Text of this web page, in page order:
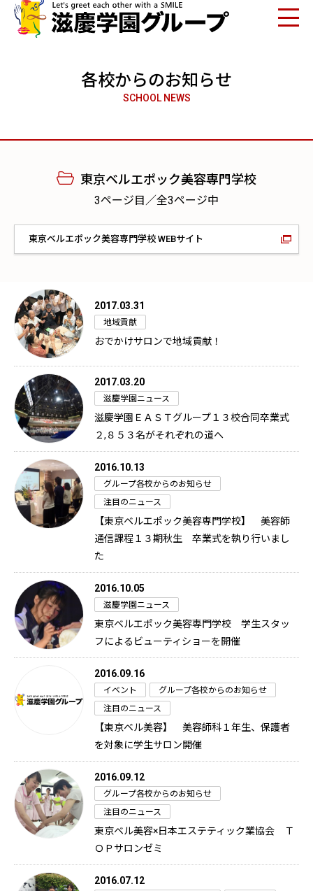
各校からのお知らせ
SCHOOL NEWS
東京ベルエポック美容専門学校
3ページ目／全3ページ中
東京ベルエポック美容専門学校 WEBサイト
2017.03.31
地域貢献
おでかけサロンで地域貢献！
2017.03.20
滋慶学園ニュース
滋慶学園ＥＡＳＴグループ１３校合同卒業式
２,８５３名がそれぞれの道へ
2016.10.13
グループ各校からのお知らせ
注目のニュース
【東京ベルエポック美容専門学校】 美容師
通信課程１３期秋生 卒業式を執り行いまし
た
2016.10.05
滋慶学園ニュース
東京ベルエポック美容専門学校 学生スタッ
フによるビューティショーを開催
2016.09.16
イベント
グループ各校からのお知らせ
注目のニュース
【東京ベル美容】 美容師科１年生、保護者
を対象に学生サロン開催
2016.09.12
グループ各校からのお知らせ
注目のニュース
東京ベル美容×日本エステティック業協会 Ｔ
ＯＰサロンゼミ
2016.07.12